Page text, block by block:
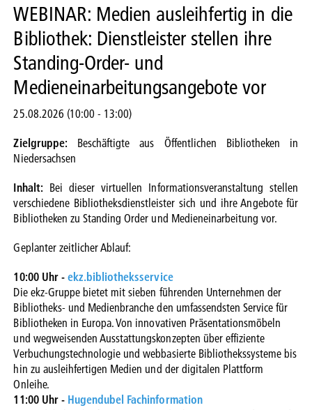
WEBINAR: Medien ausleihfertig in die
Bibliothek: Dienstleister stellen ihre
Standing-Order- und
Medieneinarbeitungsangebote vor
25.08.2026 (10:00 - 13:00)
Zielgruppe: Beschäftigte aus Öffentlichen Bibliotheken in
Niedersachsen
Inhalt: Bei dieser virtuellen Informationsveranstaltung stellen
verschiedene Bibliotheksdienstleister sich und ihre Angebote für
Bibliotheken zu Standing Order und Medieneinarbeitung vor.
Geplanter zeitlicher Ablauf:
10:00 Uhr -ekz.bibliotheksservice
Die ekz-Gruppe bietet mit sieben führenden Unternehmen der
Bibliotheks- und Medienbranche den umfassendsten Service für
Bibliotheken in Europa. Von innovativen Präsentationsmöbeln
und wegweisenden Ausstattungskonzepten über effiziente
Verbuchungstechnologie und webbasierte Bibliothekssysteme bis
hin zu ausleihfertigen Medien und der digitalen Plattform
Onleihe.
11:00 Uhr - Hugendubel Fachinformation